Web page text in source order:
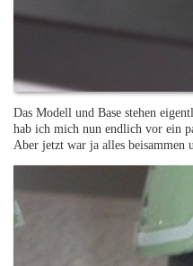
Das Modell und Base stehen
hab ich mich nun endlich vor ein
Aber jetzt war ja alles beisammen